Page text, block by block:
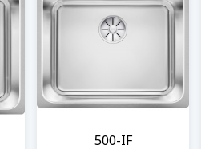
500-IF